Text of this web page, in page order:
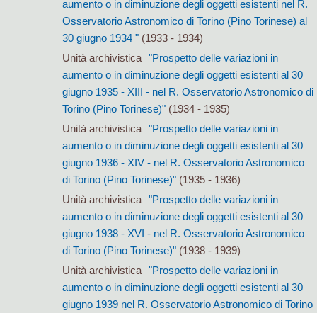
aumento o in diminuzione degli oggetti esistenti nel R.
Osservatorio Astronomico di Torino (Pino Torinese) al
30 giugno 1934 "(1933 - 1934)
Unità archivistica
"Prospetto delle variazioni in
aumento o in diminuzione degli oggetti esistenti al 30
giugno 1935 - XIII - nel R. Osservatorio Astronomico di
Torino (Pino Torinese)"(1934 - 1935)
Unità archivistica
"Prospetto delle variazioni in
aumento o in diminuzione degli oggetti esistenti al 30
giugno 1936 - XIV - nel R. Osservatorio Astronomico
di Torino (Pino Torinese)"(1935 - 1936)
Unità archivistica
"Prospetto delle variazioni in
aumento o in diminuzione degli oggetti esistenti al 30
giugno 1938 - XVI - nel R. Osservatorio Astronomico
di Torino (Pino Torinese)"(1938 - 1939)
Unità archivistica
"Prospetto delle variazioni in
aumento o in diminuzione degli oggetti esistenti al 30
giugno 1939 nel R. Osservatorio Astronomico di Torino